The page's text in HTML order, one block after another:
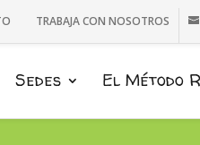
TRABAJA CON NOSOTROS
Sedes El Método